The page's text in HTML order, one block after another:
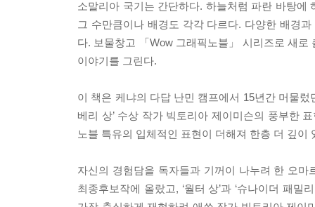
소말리아 국기는 간단하다. 하늘처럼 파란 바탕에
그 수만큼이나 배경도 각각 다르다. 다양한 배경
다. 보물창고 「Wow 그래픽노블」 시리즈로 새
이야기를 그린다.
이 책은 케냐의 다답 난민 캠프에서 15년간 머물
베리 상’ 수상 작가 빅토리아 제이미슨의 풍부한
노블 특유의 입체적인 표현이 더해져 한층 더 깊이
자신의 경험담을 독자들과 기꺼이 나누려 한 오마
최종후보작에 올랐고, ‘월터 상’과 ‘슈나이더 패